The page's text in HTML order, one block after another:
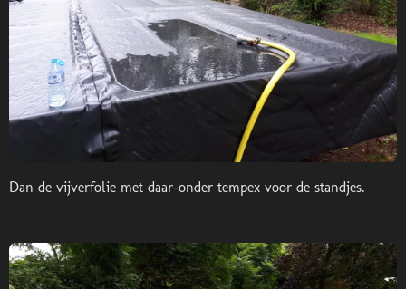
Dan de vijverfolie met daar-onder tempex voor de standjes.